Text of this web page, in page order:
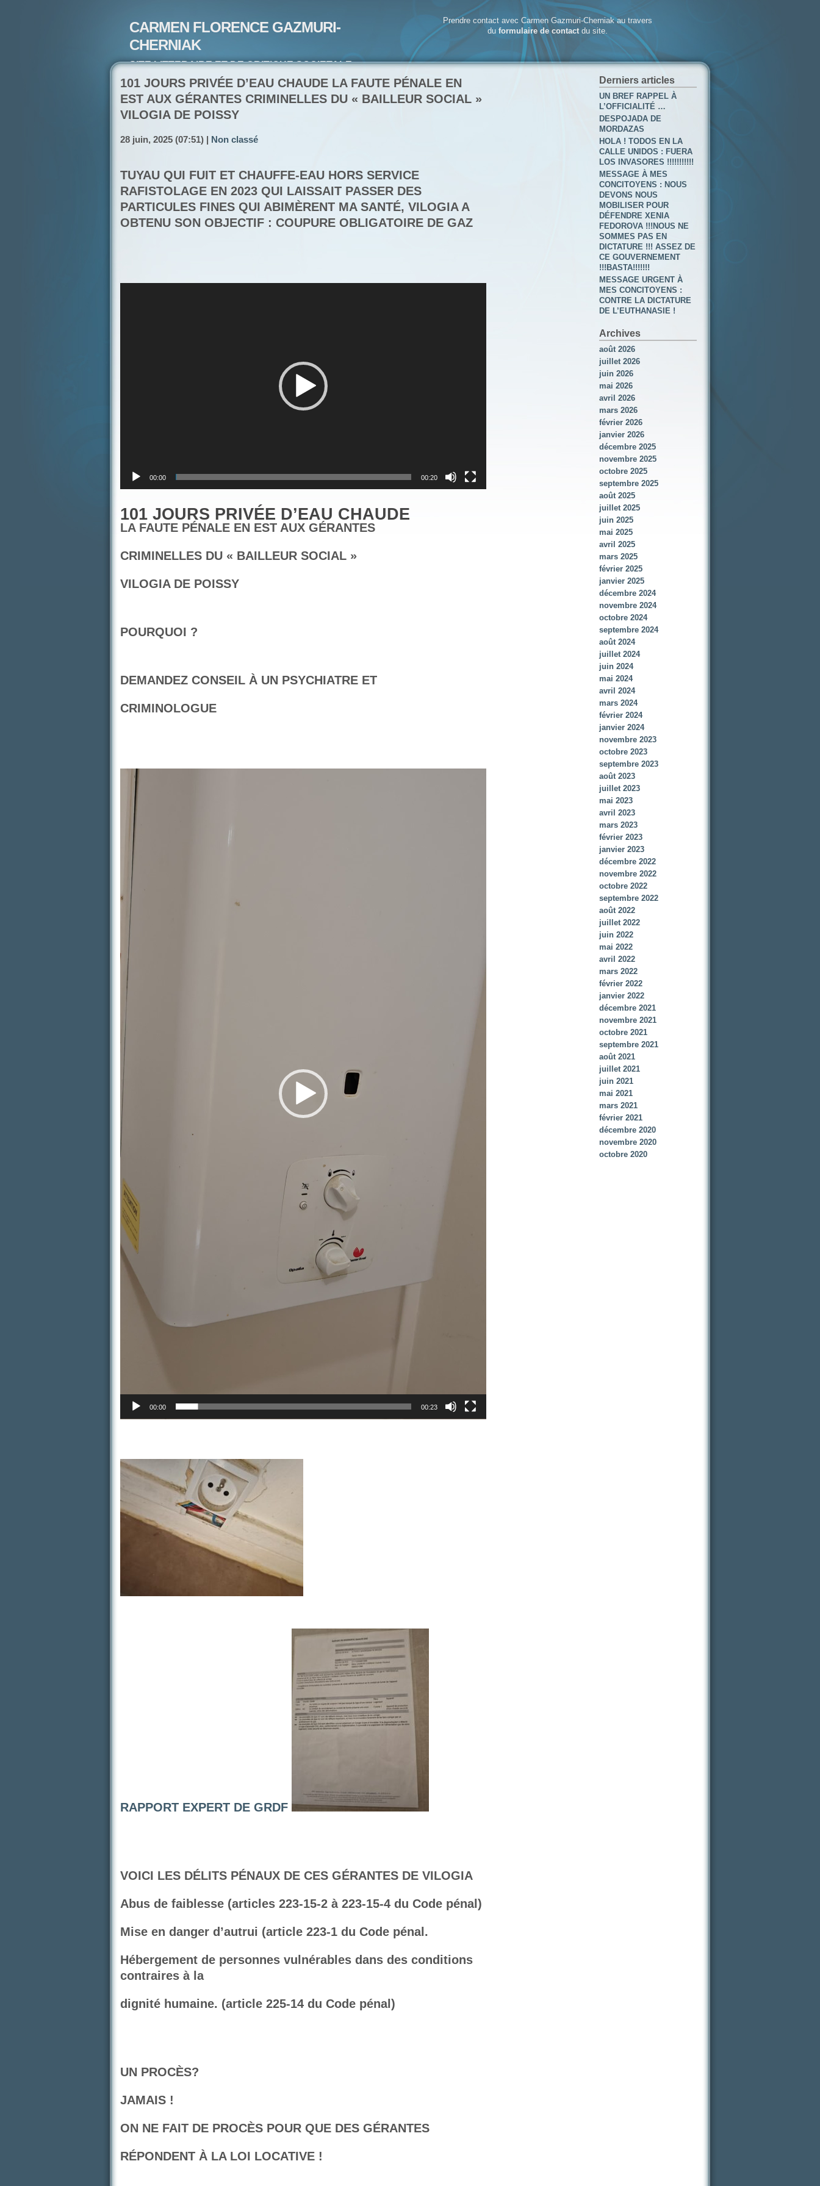
CARMEN FLORENCE GAZMURI-
CHERNIAK
SITE LITTERAIRE ET DE CRITIQUE SOCIETALE-
ARTISTE PEINTRE ET POETE-ECRIVAIN
Prendre contact avec Carmen Gazmuri-Cherniak au travers
du formulaire de contactdu site.
101 JOURS PRIVÉE D’EAU CHAUDE LA FAUTE PÉNALE EN
EST AUX GÉRANTES CRIMINELLES DU « BAILLEUR SOCIAL »
VILOGIA DE POISSY
28 juin, 2025 (07:51) | Non classé
TUYAU QUI FUIT ET CHAUFFE-EAU HORS SERVICE
RAFISTOLAGE EN 2023 QUI LAISSAIT PASSER DES
PARTICULES FINES QUI ABIMÈRENT MA SANTÉ, VILOGIA A
OBTENU SON OBJECTIF : COUPURE OBLIGATOIRE DE GAZ
00:00 00:20
101 JOURS PRIVÉE D’EAU CHAUDE
LA FAUTE PÉNALE EN EST AUX GÉRANTES
CRIMINELLES DU « BAILLEUR SOCIAL »
VILOGIA DE POISSY
POURQUOI ?
DEMANDEZ CONSEIL À UN PSYCHIATRE ET
CRIMINOLOGUE
Lecteur
vidéo
00:00 00:23
RAPPORT EXPERT DE GRDF
VOICI LES DÉLITS PÉNAUX DE CES GÉRANTES DE VILOGIA
Abus de faiblesse (articles 223-15-2 à 223-15-4 du Code pénal)
Mise en danger d’autrui (article 223-1 du Code pénal.
Hébergement de personnes vulnérables dans des conditions
contraires à la
dignité humaine. (article 225-14 du Code pénal)
UN PROCÈS?
JAMAIS !
ON NE FAIT DE PROCÈS POUR QUE DES GÉRANTES
RÉPONDENT À LA LOI LOCATIVE !
Derniers articles
UN BREF RAPPEL À
L’OFFICIALITÉ …
DESPOJADA DE
MORDAZAS
HOLA ! TODOS EN LA
CALLE UNIDOS : FUERA
LOS INVASORES !!!!!!!!!!!
MESSAGE À MES
CONCITOYENS : NOUS
DEVONS NOUS
MOBILISER POUR
DÉFENDRE XENIA
FEDOROVA !!!NOUS NE
SOMMES PAS EN
DICTATURE !!! ASSEZ DE
CE GOUVERNEMENT
!!!BASTA!!!!!!!
MESSAGE URGENT À
MES CONCITOYENS :
CONTRE LA DICTATURE
DE L’EUTHANASIE !
Archives
août 2026
juillet 2026
juin 2026
mai 2026
avril 2026
mars 2026
février 2026
janvier 2026
décembre 2025
novembre 2025
octobre 2025
septembre 2025
août 2025
juillet 2025
juin 2025
mai 2025
avril 2025
mars 2025
février 2025
janvier 2025
décembre 2024
novembre 2024
octobre 2024
septembre 2024
août 2024
juillet 2024
juin 2024
mai 2024
avril 2024
mars 2024
février 2024
janvier 2024
novembre 2023
octobre 2023
septembre 2023
août 2023
juillet 2023
mai 2023
avril 2023
mars 2023
février 2023
janvier 2023
décembre 2022
novembre 2022
octobre 2022
septembre 2022
août 2022
juillet 2022
juin 2022
mai 2022
avril 2022
mars 2022
février 2022
janvier 2022
décembre 2021
novembre 2021
octobre 2021
septembre 2021
août 2021
juillet 2021
juin 2021
mai 2021
mars 2021
février 2021
décembre 2020
novembre 2020
octobre 2020